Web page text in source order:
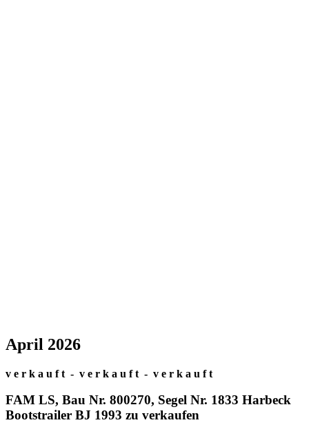
April 2026
v e r k a u f t - v e r k a u f t - v e r k a u f t
FAM LS, Bau Nr. 800270, Segel Nr. 1833 Harbeck
Bootstrailer BJ 1993 zu verkaufen